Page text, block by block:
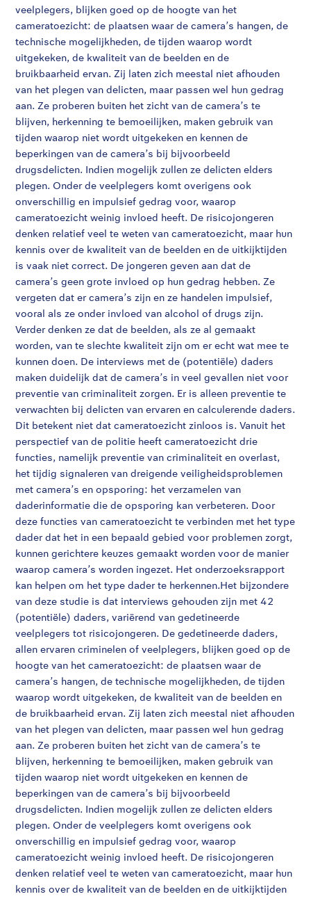
veelplegers, blijken goed op de hoogte van het
cameratoezicht: de plaatsen waar de camera’s hangen, de
technische mogelijkheden, de tijden waarop wordt
uitgekeken, de kwaliteit van de beelden en de
bruikbaarheid ervan. Zij laten zich meestal niet afhouden
van het plegen van delicten, maar passen wel hun gedrag
aan. Ze proberen buiten het zicht van de camera’s te
blijven, herkenning te bemoeilijken, maken gebruik van
tijden waarop niet wordt uitgekeken en kennen de
beperkingen van de camera’s bij bijvoorbeeld
drugsdelicten. Indien mogelijk zullen ze delicten elders
plegen. Onder de veelplegers komt overigens ook
onverschillig en impulsief gedrag voor, waarop
cameratoezicht weinig invloed heeft. De risicojongeren
denken relatief veel te weten van cameratoezicht, maar hun
kennis over de kwaliteit van de beelden en de uitkijktijden
is vaak niet correct. De jongeren geven aan dat de
camera’s geen grote invloed op hun gedrag hebben. Ze
vergeten dat er camera’s zijn en ze handelen impulsief,
vooral als ze onder invloed van alcohol of drugs zijn.
Verder denken ze dat de beelden, als ze al gemaakt
worden, van te slechte kwaliteit zijn om er echt wat mee te
kunnen doen. De interviews met de (potentiële) daders
maken duidelijk dat de camera’s in veel gevallen niet voor
preventie van criminaliteit zorgen. Er is alleen preventie te
verwachten bij delicten van ervaren en calculerende daders.
Dit betekent niet dat cameratoezicht zinloos is. Vanuit het
perspectief van de politie heeft cameratoezicht drie
functies, namelijk preventie van criminaliteit en overlast,
het tijdig signaleren van dreigende veiligheidsproblemen
met camera’s en opsporing: het verzamelen van
daderinformatie die de opsporing kan verbeteren. Door
deze functies van cameratoezicht te verbinden met het type
dader dat het in een bepaald gebied voor problemen zorgt,
kunnen gerichtere keuzes gemaakt worden voor de manier
waarop camera’s worden ingezet. Het onderzoeksrapport
kan helpen om het type dader te herkennen.Het bijzondere
van deze studie is dat interviews gehouden zijn met 42
(potentiële) daders, variërend van gedetineerde
veelplegers tot risicojongeren. De gedetineerde daders,
allen ervaren criminelen of veelplegers, blijken goed op de
hoogte van het cameratoezicht: de plaatsen waar de
camera’s hangen, de technische mogelijkheden, de tijden
waarop wordt uitgekeken, de kwaliteit van de beelden en
de bruikbaarheid ervan. Zij laten zich meestal niet afhouden
van het plegen van delicten, maar passen wel hun gedrag
aan. Ze proberen buiten het zicht van de camera’s te
blijven, herkenning te bemoeilijken, maken gebruik van
tijden waarop niet wordt uitgekeken en kennen de
beperkingen van de camera’s bij bijvoorbeeld
drugsdelicten. Indien mogelijk zullen ze delicten elders
plegen. Onder de veelplegers komt overigens ook
onverschillig en impulsief gedrag voor, waarop
cameratoezicht weinig invloed heeft. De risicojongeren
denken relatief veel te weten van cameratoezicht, maar hun
kennis over de kwaliteit van de beelden en de uitkijktijden